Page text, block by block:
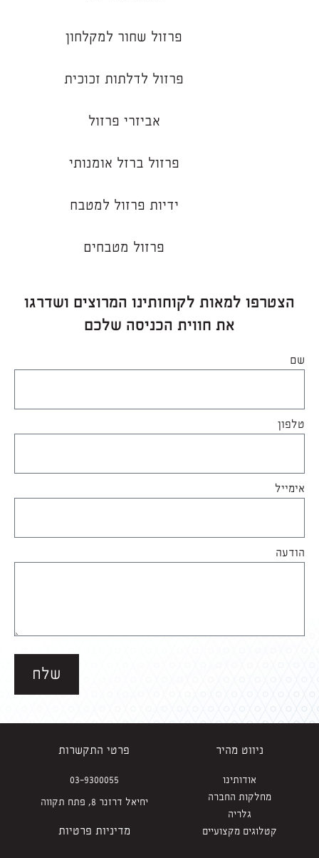
פרזול שחור למקלחון
פרזול לדלתות זכוכית
אביזרי פרזול
פרזול ברזל אומנותי
ידיות פרזול למטבח
פרזול מטבחים
הצטרפו למאות לקוחותינו המרוצים ושדרגו
את חווית הכניסה שלכם
שם
טלפון
אימייל
הודעה
שלח
ניווט מהיר
אודותינו
מחלקות החברה
גלריה
קטלוגים מקצועיים
פרטי התקשרות
03-9300055
יחיאל דרזנר 8, פתח תקווה
מדיניות פרטיות